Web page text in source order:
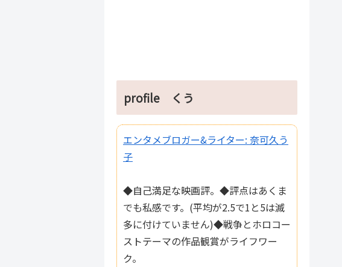
profile くう
エンタメブロガー&ライター: 奈可久う
子
◆自己満足な映画評。◆評点はあくま
でも私感です。(平均が2.5で1と5は滅
多に付けていません)◆戦争とホロコー
ストテーマの作品観賞がライフワー
ク。